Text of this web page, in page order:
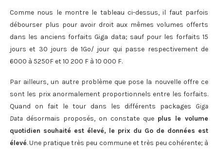
Comme nous le montre le tableau ci-dessus, il faut parfois
débourser plus pour avoir droit aux mêmes volumes offerts
dans les anciens forfaits Giga data; sauf pour les forfaits 15
jours et 30 jours de 1Go/ jour qui passe respectivement de
6000 à 5250F et 10 200 F à 10 000 F.
Par ailleurs, un autre problème que pose la nouvelle offre ce
sont les prix anormalement proportionnels entre les forfaits.
Quand on fait le tour dans les différents packages Giga
Data désormais proposés, on constate que plus le volume
quotidien souhaité est élevé, le prix du Go de données est
élevé. Une pratique très peu commune et très peu cohérente; à